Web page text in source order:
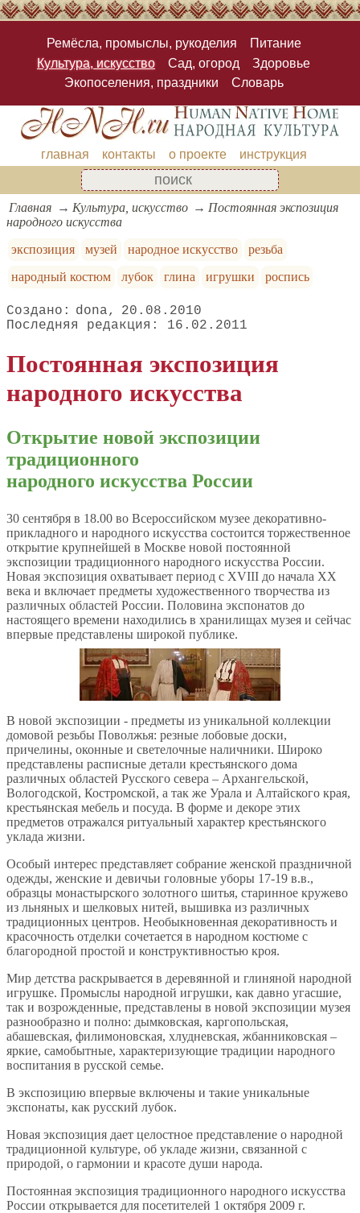
Ремёсла, промыслы, рукоделия
Питание
Культура, искусство
Сад, огород
Здоровье
Экопоселения, праздники
Словарь
главная контакты о проекте инструкция
Главная Культура, искусство
Постоянная экспозиция
народного искусства
экспозиция
музей народное искусство
резьба
народный костюм
лубок глина игрушки роспись
dona
20.08.2010
16.02.2011
Постоянная экспозиция
народного искусства
Открытие новой экспозиции
традиционного
народного искусства России
30 сентября в 18.00 во Всероссийском музее декоративно-
прикладного и народного искусства состоится торжественное
открытие крупнейшей в Москве новой постоянной
экспозиции традиционного народного искусства России.
Новая экспозиция охватывает период с XVIII до начала XX
века и включает предметы художественного творчества из
различных областей России. Половина экспонатов до
настоящего времени находились в хранилищах музея и сейчас
впервые представлены широкой публике.
В новой экспозиции - предметы из уникальной коллекции
домовой резьбы Поволжья: резные лобовые доски,
причелины, оконные и светелочные наличники. Широко
представлены расписные детали крестьянского дома
различных областей Русского севера – Архангельской,
Вологодской, Костромской, а так же Урала и Алтайского края,
крестьянская мебель и посуда. В форме и декоре этих
предметов отражался ритуальный характер крестьянского
уклада жизни.
Особый интерес представляет собрание женской праздничной
одежды, женские и девичьи головные уборы 17-19 в.в.,
образцы монастырского золотного шитья, старинное кружево
из льняных и шелковых нитей, вышивка из различных
традиционных центров. Необыкновенная декоративность и
красочность отделки сочетается в народном костюме с
благородной простой и конструктивностью кроя.
Мир детства раскрывается в деревянной и глиняной народной
игрушке. Промыслы народной игрушки, как давно угасшие,
так и возрожденные, представлены в новой экспозиции музея
разнообразно и полно: дымковская, каргопольская,
абашевская, филимоновская, хлудневская, жбанниковская –
яркие, самобытные, характеризующие традиции народного
воспитания в русской семье.
В экспозицию впервые включены и такие уникальные
экспонаты, как русский лубок.
Новая экспозиция дает целостное представление о народной
традиционной культуре, об укладе жизни, связанной с
природой, о гармонии и красоте души народа.
Постоянная экспозиция традиционного народного искусства
России открывается для посетителей 1 октября 2009 г.